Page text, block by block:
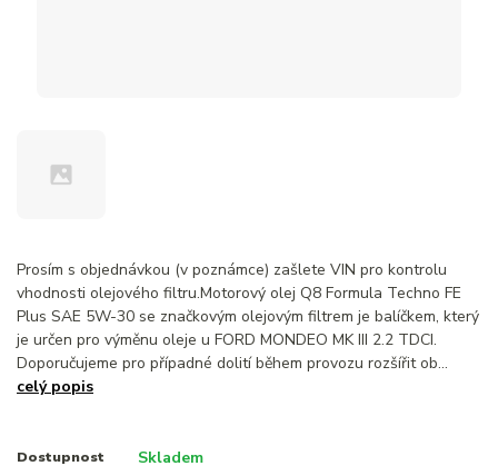
Prosím s objednávkou (v poznámce) zašlete VIN pro kontrolu
vhodnosti olejového filtru.Motorový olej Q8 Formula Techno FE
Plus SAE 5W-30 se značkovým olejovým filtrem je balíčkem, který
je určen pro výměnu oleje u FORD MONDEO MK III 2.2 TDCI.
Doporučujeme pro případné dolití během provozu rozšířit ob...
celý popis
Dostupnost Skladem